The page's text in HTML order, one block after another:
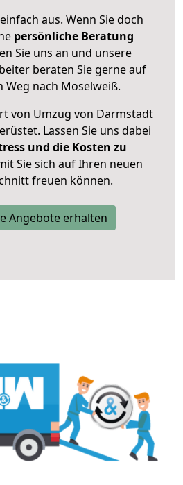
aus. Wenn Sie doch
persönliche Beratung
Sie uns an und unsere
beraten Sie gerne auf
Weg nach Moselweiß.
von Umzug von Darmstadt
Lassen Sie uns dabei
und die Kosten zu
Sie sich auf Ihren neuen
freuen können.
Angebote erhalten